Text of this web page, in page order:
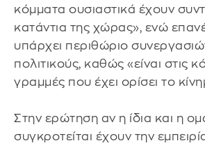
κόμματα ουσιαστικά έχουν
κατάντια της χώρας», ενώ
υπάρχει περιθώριο
πολιτικούς, καθώς «είναι στις
γραμμές που έχει ορίσει το
Στην ερώτηση αν η ίδια και η
συγκροτείται έχουν την